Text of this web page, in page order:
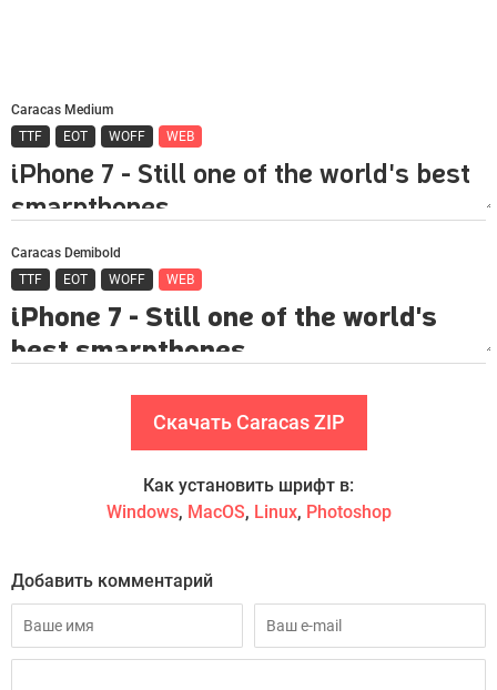
Caracas Medium
TTF
EOT WOFF WEB
Caracas Demibold
TTF
EOT WOFF WEB
Скачать Caracas ZIP
Как установить шрифт в:
Windows, MacOS, Linux, Photoshop
Добавить комментарий